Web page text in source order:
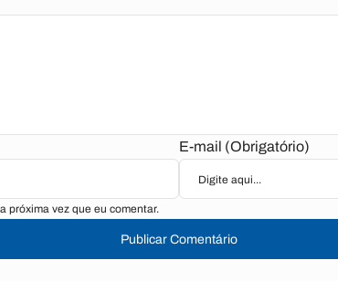
E-mail (Obrigatório)
próxima vez que eu comentar.
Publicar Comentário